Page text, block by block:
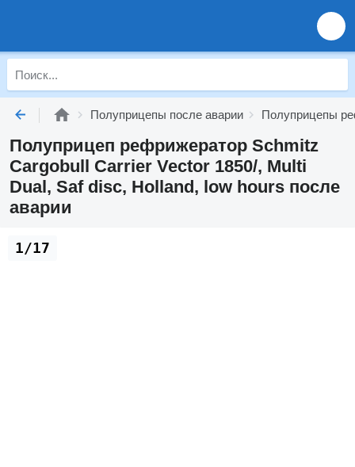
Полуприцепы после аварии Полуприцепы
Полуприцеп рефрижератор Schmitz
Cargobull Carrier Vector 1850/, Multi
Dual, Saf disc, Holland, low hours после
аварии
1/17